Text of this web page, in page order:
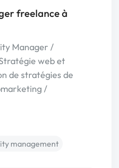
freelance à
Manager /
web et
de stratégies de
/
management